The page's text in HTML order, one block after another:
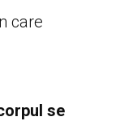
care
se